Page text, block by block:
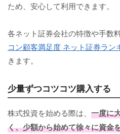
ため、安心して利用できます。
各ネット証券会社の特徴や手数
コン顧客満足度 ネット証券ラン
きます。
少量ずつコツコツ購入する
株式投資を始める際は、 一度に
く、少額から始めて徐々に資金